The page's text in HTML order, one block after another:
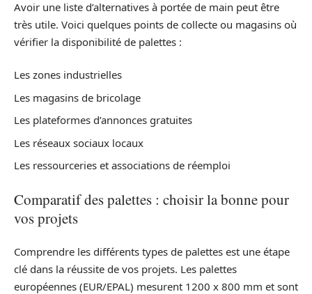
Avoir une liste d’alternatives à portée de main peut être
très utile. Voici quelques points de collecte ou magasins où
vérifier la disponibilité de palettes :
Les zones industrielles
Les magasins de bricolage
Les plateformes d’annonces gratuites
Les réseaux sociaux locaux
Les ressourceries et associations de réemploi
Comparatif des palettes : choisir la bonne pour
vos projets
Comprendre les différents types de palettes est une étape
clé dans la réussite de vos projets. Les palettes
européennes (EUR/EPAL) mesurent 1200 x 800 mm et sont